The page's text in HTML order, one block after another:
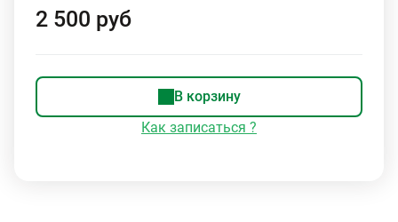
2 500 руб
В корзину
Как записаться ?